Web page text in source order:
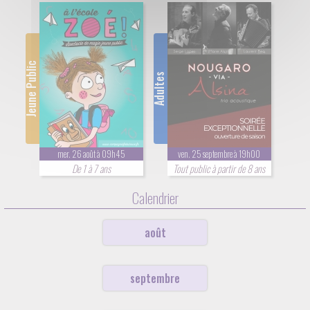
Jeune Public
mer. 26 août à 09h45
De 1 à 7 ans
Adultes
ven. 25 septembre à 19h00
Tout public à partir de 8 ans
Calendrier
août
septembre